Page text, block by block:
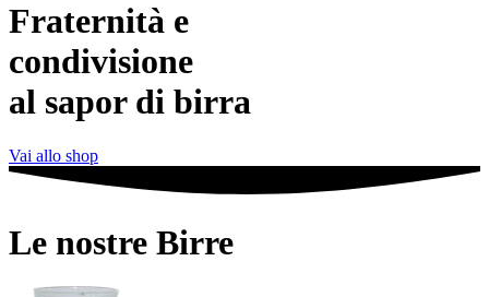
Fraternità e
condivisione
al sapor di birra
Vai allo shop
Le nostre Birre